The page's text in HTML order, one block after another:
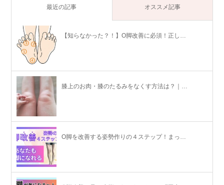
最近の記事 オススメ記事
【知らなかった？！】O脚改善に必須！正し…
膝上のお肉・膝のたるみをなくす方法は？｜…
O脚を改善する姿勢作りの４ステップ！まっ…